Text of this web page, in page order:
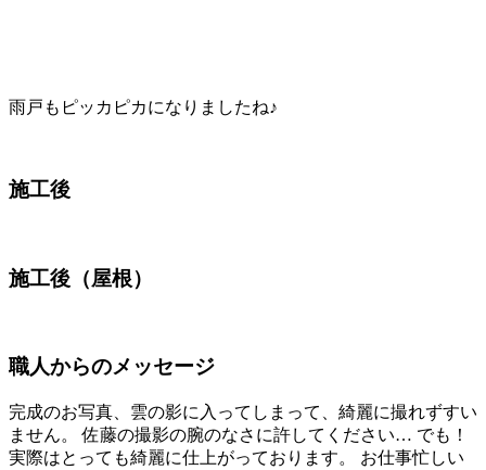
雨戸もピッカピカになりましたね♪
施工後
施工後（屋根）
職人からのメッセージ
完成のお写真、雲の影に入ってしまって、綺麗に撮れずすい
ません。 佐藤の撮影の腕のなさに許してください… でも！
実際はとっても綺麗に仕上がっております。 お仕事忙しい